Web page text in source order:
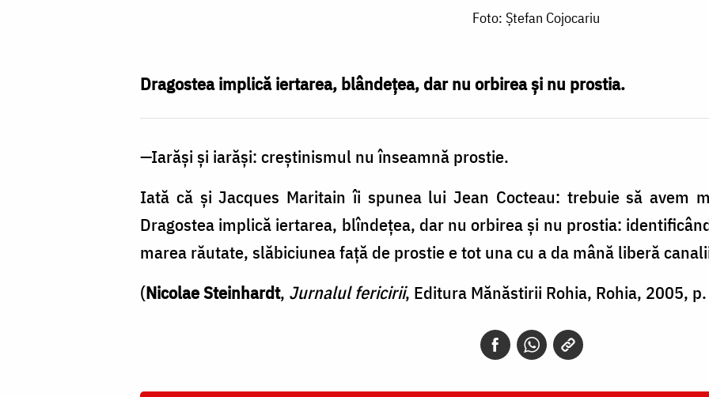
Foto: Ștefan Cojocariu
Dragostea implică iertarea, blândeţea, dar nu orbirea şi nu prostia.
—Iarăşi şi iarăşi: creştinismul nu înseamnă prostie.
Iată că şi Jacques Maritain îi spunea lui Jean Cocteau: trebuie să avem
Dragostea implică iertarea, blîndeţea, dar nu orbirea şi nu prostia:
marea răutate, slăbiciunea faţă de prostie e tot una cu a da mână liberă
(Nicolae Steinhardt, Jurnalul fericirii, Editura Mănăstirii Rohia, Rohia, 2005,